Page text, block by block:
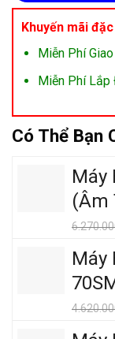
Khuyến mãi
Miễn Phí
Miễn Phí Lắp
Có Thể Bạn
Máy
(Âm
Máy